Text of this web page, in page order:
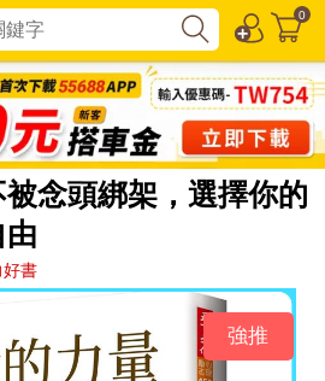
0
念頭綁架，選擇你的
由
好書
強推